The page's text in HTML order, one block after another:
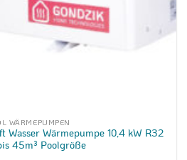
WÄRMEPUMPEN
Wasser Wärmepumpe 10,4 kW R32
45m³ Poolgröße